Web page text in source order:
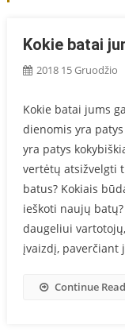
Kokie batai
2018 15 Gruodžio
Kokie batai jums
dienomis yra
yra patys
vertėtų atsižvelgti
batus? Kokiais
ieškoti naujų
daugeliui
įvaizdį, paverčiant
Continue